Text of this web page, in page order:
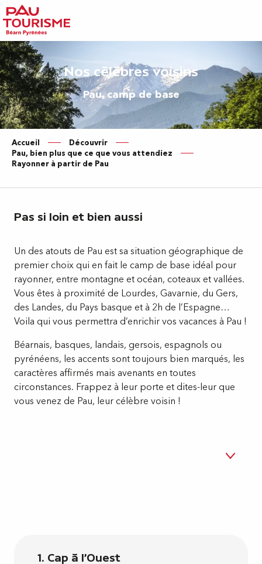
Aller
au
contenu
principal
Nos célèbres voisins
Pau, camp de base
Accueil
Découvrir
Pau, bien plus que ce que vous attendiez
Rayonner à partir de Pau
Pas si loin et bien aussi
Un des atouts de Pau est sa situation géographique de
premier choix qui en fait le camp de base idéal pour
rayonner, entre montagne et océan, coteaux et vallées.
Vous êtes à proximité de Lourdes, Gavarnie, du Gers,
des Landes, du Pays basque et à 2h de l’Espagne…
Voila qui vous permettra d’enrichir vos vacances à Pau !
Béarnais, basques, landais, gersois, espagnols ou
pyrénéens, les accents sont toujours bien marqués, les
caractères affirmés mais avenants en toutes
circonstances. Frappez à leur porte et dites-leur que
vous venez de Pau, leur célèbre voisin !
A l'Est, Lourdes et Gavarnie
1. Cap à l'Ouest